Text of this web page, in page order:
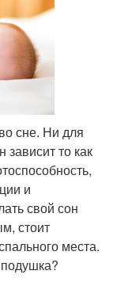
сне. Ни для
зависит то как
и
свой сон
стоит
места.